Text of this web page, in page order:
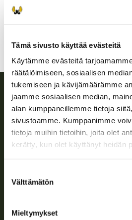
Tämä sivusto käyttää evästeitä
Käytämme evästeitä
räätälöimiseen, sosiaalisen
tukemiseen ja kävijämäärämme
jaamme sosiaalisen median,
alan kumppaneillemme tietoja
sivustoamme. Kumppanimme
tietoja muihin tietoihin, joita olet
kerätty, kun olet käyttänyt heidän
valinta
Välttämätön
Mieltymykset
Suomen riistakeskus
Suomen riistakeskus edistää
riistanhoitoyhdistysten toimintaa ja
Tietoa meistä
Asiakaspalvelu